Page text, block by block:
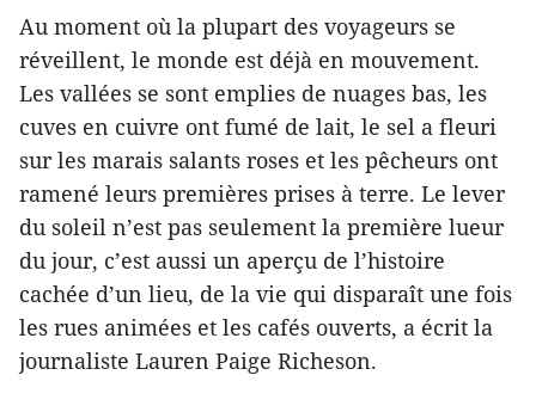
Au moment où la plupart des voyageurs se
réveillent, le monde est déjà en mouvement.
Les vallées se sont emplies de nuages bas, les
cuves en cuivre ont fumé de lait, le sel a fleuri
sur les marais salants roses et les pêcheurs ont
ramené leurs premières prises à terre. Le lever
du soleil n’est pas seulement la première lueur
du jour, c’est aussi un aperçu de l’histoire
cachée d’un lieu, de la vie qui disparaît une fois
les rues animées et les cafés ouverts, a écrit la
journaliste Lauren Paige Richeson.